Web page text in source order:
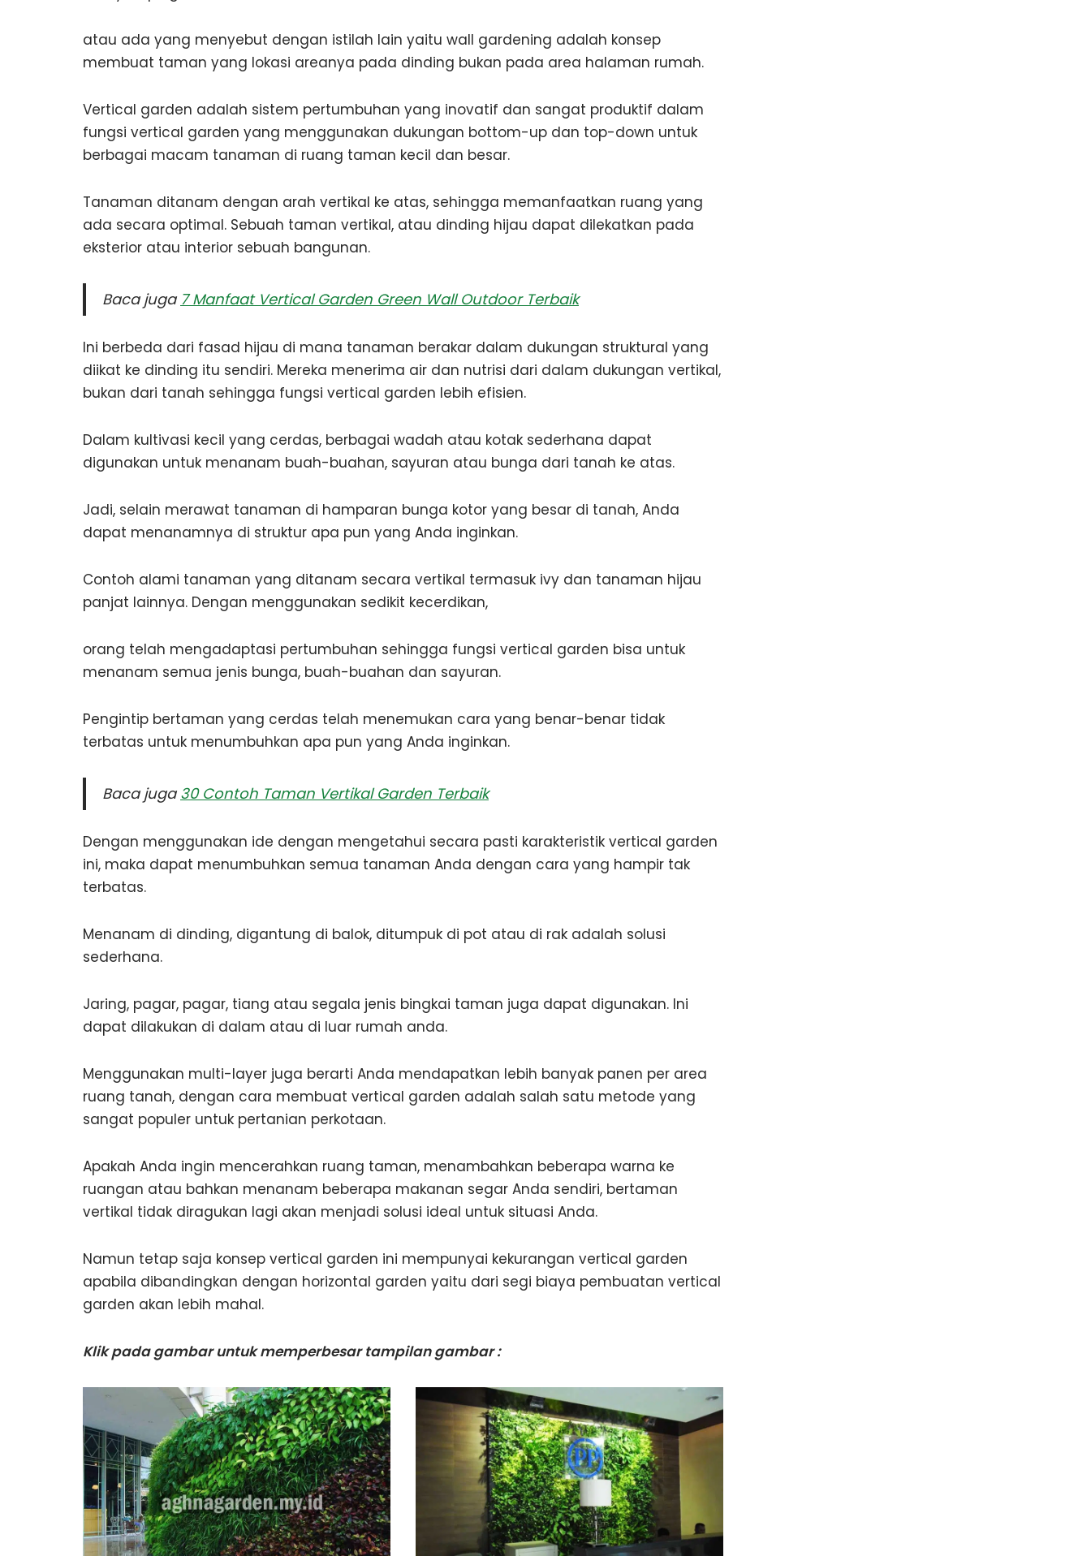
atau ada yang menyebut dengan istilah lain yaitu wall gardening adalah konsep
membuat taman yang lokasi areanya pada dinding bukan pada area halaman rumah.
Vertical garden adalah sistem pertumbuhan yang inovatif dan sangat produktif dalam
fungsi vertical garden yang menggunakan dukungan bottom-up dan top-down untuk
berbagai macam tanaman di ruang taman kecil dan besar.
Tanaman ditanam dengan arah vertikal ke atas, sehingga memanfaatkan ruang yang
ada secara optimal. Sebuah taman vertikal, atau dinding hijau dapat dilekatkan pada
eksterior atau interior sebuah bangunan.
Baca juga 7 Manfaat Vertical Garden Green Wall Outdoor Terbaik
Ini berbeda dari fasad hijau di mana tanaman berakar dalam dukungan struktural yang
diikat ke dinding itu sendiri. Mereka menerima air dan nutrisi dari dalam dukungan vertikal,
bukan dari tanah sehingga fungsi vertical garden lebih efisien.
Dalam kultivasi kecil yang cerdas, berbagai wadah atau kotak sederhana dapat
digunakan untuk menanam buah-buahan, sayuran atau bunga dari tanah ke atas.
Jadi, selain merawat tanaman di hamparan bunga kotor yang besar di tanah, Anda
dapat menanamnya di struktur apa pun yang Anda inginkan.
Contoh alami tanaman yang ditanam secara vertikal termasuk ivy dan tanaman hijau
panjat lainnya. Dengan menggunakan sedikit kecerdikan,
orang telah mengadaptasi pertumbuhan sehingga fungsi vertical garden bisa untuk
menanam semua jenis bunga, buah-buahan dan sayuran.
Pengintip bertaman yang cerdas telah menemukan cara yang benar-benar tidak
terbatas untuk menumbuhkan apa pun yang Anda inginkan.
Baca juga30 Contoh Taman Vertikal Garden Terbaik
Dengan menggunakan ide dengan mengetahui secara pasti karakteristik vertical garden
ini, maka dapat menumbuhkan semua tanaman Anda dengan cara yang hampir tak
terbatas.
Menanam di dinding, digantung di balok, ditumpuk di pot atau di rak adalah solusi
sederhana.
Jaring, pagar, pagar, tiang atau segala jenis bingkai taman juga dapat digunakan. Ini
dapat dilakukan di dalam atau di luar rumah anda.
Menggunakan multi-layer juga berarti Anda mendapatkan lebih banyak panen per area
ruang tanah, dengan cara membuat vertical garden adalah salah satu metode yang
sangat populer untuk pertanian perkotaan.
Apakah Anda ingin mencerahkan ruang taman, menambahkan beberapa warna ke
ruangan atau bahkan menanam beberapa makanan segar Anda sendiri, bertaman
vertikal tidak diragukan lagi akan menjadi solusi ideal untuk situasi Anda.
Namun tetap saja konsep vertical garden ini mempunyai kekurangan vertical garden
apabila dibandingkan dengan horizontal garden yaitu dari segi biaya pembuatan vertical
garden akan lebih mahal.
Klik pada gambar untuk memperbesar tampilan gambar :